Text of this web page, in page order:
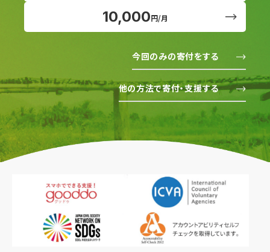
10,000円/月
今回のみの寄付をする
他の方法で寄付・支援する